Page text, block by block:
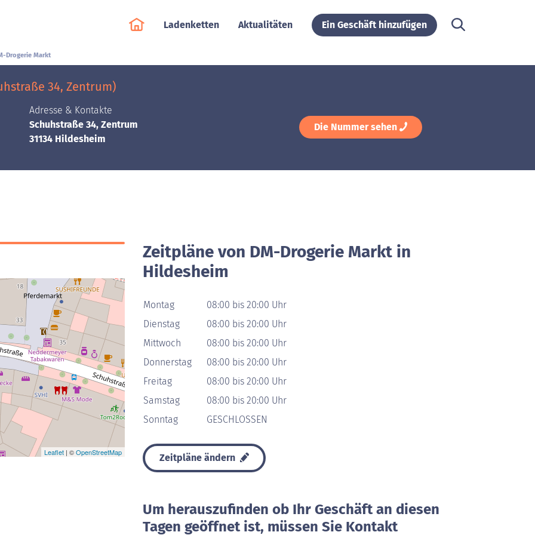
Ladenketten Aktualitäten Ein Geschäft hinzufügen
Drogerie Markt
34, Zentrum)
Adresse & Kontakte
Schuhstraße 34, Zentrum
31134 Hildesheim
Die Nummer sehen
Leaflet | ©OpenStreetMap
Zeitpläne von DM-Drogerie Markt in
Hildesheim
Montag
08:00 bis 20:00 Uhr
Dienstag
08:00 bis 20:00 Uhr
Mittwoch
08:00 bis 20:00 Uhr
Donnerstag
08:00 bis 20:00 Uhr
Freitag
08:00 bis 20:00 Uhr
Samstag
08:00 bis 20:00 Uhr
Sonntag
GESCHLOSSEN
Zeitpläne ändern
Um herauszufinden ob Ihr Geschäft an diesen
Tagen geöffnet ist, müssen Sie Kontakt